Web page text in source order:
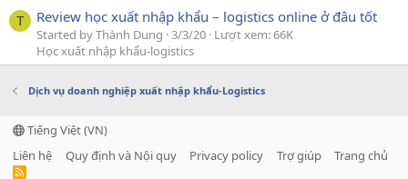
T Review học xuất nhập khẩu – logistics online ở đâu tốt
Started by Thành Dung 3/3/20 Lượt xem: 66K
Học xuất nhập khẩu-logistics
Dịch vụ doanh nghiệp xuất nhập khẩu-Logistics
Tiếng Việt (VN)
Liên hệ
Quy định và Nội quy Privacy policy Trợ giúp Trang chủ
R